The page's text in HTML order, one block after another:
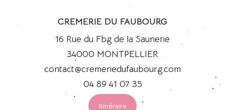
CREMERIE DU FAUBOURG
16 Rue du Fbg de la Saunerie
34000 MONTPELLIER
contact@cremeriedufaubourg.com
04 89 41 07 35
Itinéraire